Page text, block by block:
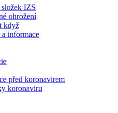
IZS
ohrožení
když
informace
před koronavirem
koronaviru